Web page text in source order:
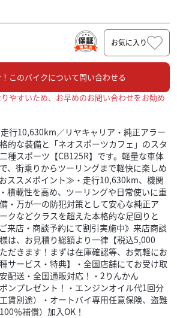
お気に入り
このバイクについて問い合わせる
やすいため、お早めのお問い合わせをお勧め
走行10,630km／リヤキャリア・純正アラー
的な装備と「ネオスポーツカフェ」のスタ
種スポーツ【CB125R】です。軽量な車体
、街乗りからツーリングまで軽快に楽しめ
ススメポイント≫・走行10,630km、機関
積載性を高め、ツーリングや日常使いに重
・万が一の防犯対策として安心な純正ア
クなどクラスを超えた本格的な足回りと
来店・商談予約にて割引実施中》来店商談
は、お見積り総額より一律【税込5,000
だきます！まずは在庫確認等、お気軽にお
サービス・特典】・全国店舗にてお受け取
配送・全国通販対応！・2りんかん
ンプレゼント！・エンジンオイル代1回分
賃別途）・オートバイ専用任意保険、盗難
％補償）加入OK！